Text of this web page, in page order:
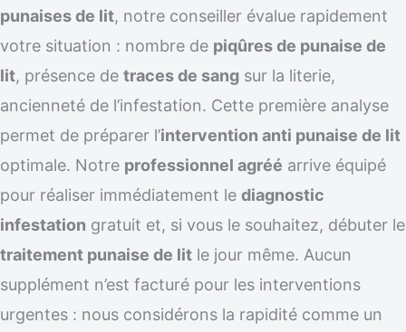
punaises de lit, notre conseiller évalue rapidement
votre situation : nombre de piqûres de punaise de
lit, présence de traces de sang sur la literie,
ancienneté de l’infestation. Cette première analyse
permet de préparer l’intervention anti punaise de lit
optimale. Notre professionnel agréé arrive équipé
pour réaliser immédiatement le diagnostic
infestation gratuit et, si vous le souhaitez, débuter le
traitement punaise de lit le jour même. Aucun
supplément n’est facturé pour les interventions
urgentes : nous considérons la rapidité comme un